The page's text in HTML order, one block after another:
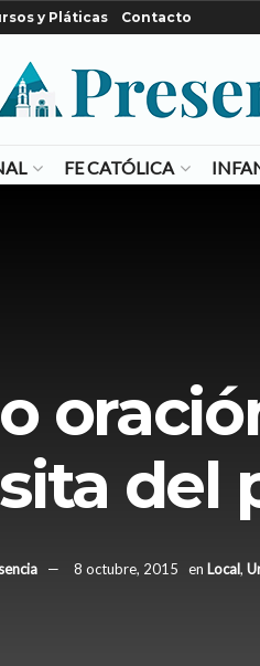
y Pláticas Contacto
FE CATÓLICA
del
8 octubre, 2015 en Local,